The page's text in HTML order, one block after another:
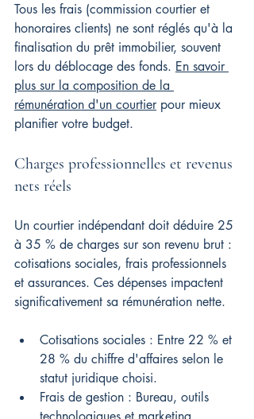
Tous les frais (commission courtier et
honoraires clients) ne sont réglés qu'à la
finalisation du prêt immobilier, souvent
lors du déblocage des fonds. En savoir
plus sur la composition de la
rémunération d'un courtier pour mieux
planifier votre budget.
Charges professionnelles et revenus
nets réels
Un courtier indépendant doit déduire 25
à 35 % de charges sur son revenu brut :
cotisations sociales, frais professionnels
et assurances. Ces dépenses impactent
significativement sa rémunération nette.
Cotisations sociales : Entre 22 % et
28 % du chiffre d'affaires selon le
statut juridique choisi.
Frais de gestion : Bureau, outils